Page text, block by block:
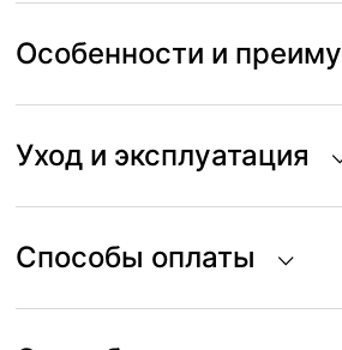
Особенности и
Уход и эксплуатация
Способы оплаты